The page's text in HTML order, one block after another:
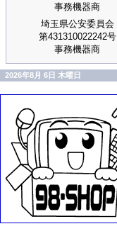
事務機器商
埼玉県公安委員会
第431310022242号
事務機器商
2026年8月 6日 木曜日